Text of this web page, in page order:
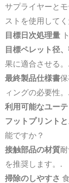
サプライヤーと
ストを使用してく
目標日次処理量
目標ペレット径
果に適合させる。.
最終製品仕様書
ィングの必要性。.
利用可能なユー
フットプリント
能ですか？
接触部品の材質
を推奨します。.
掃除のしやすさ